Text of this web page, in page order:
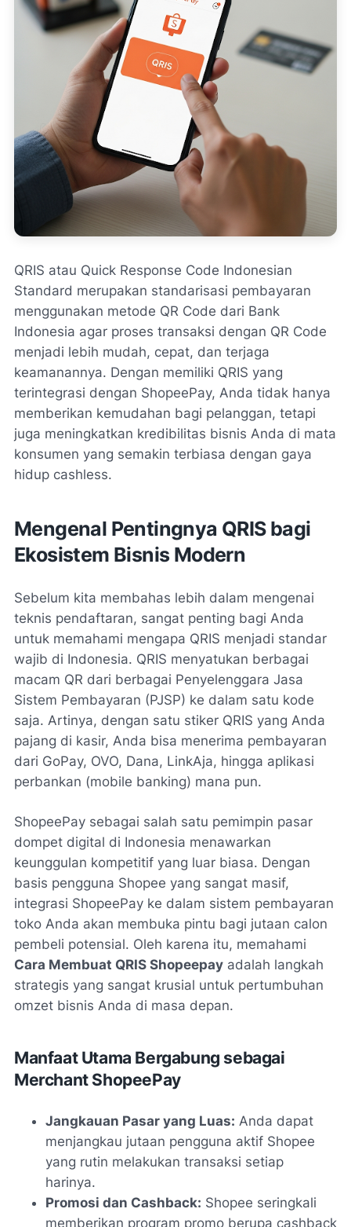
QRIS atau Quick Response Code Indonesian
Standard merupakan standarisasi pembayaran
menggunakan metode QR Code dari Bank
Indonesia agar proses transaksi dengan QR Code
menjadi lebih mudah, cepat, dan terjaga
keamanannya. Dengan memiliki QRIS yang
terintegrasi dengan ShopeePay, Anda tidak hanya
memberikan kemudahan bagi pelanggan, tetapi
juga meningkatkan kredibilitas bisnis Anda di mata
konsumen yang semakin terbiasa dengan gaya
hidup cashless.
Mengenal Pentingnya QRIS bagi
Ekosistem Bisnis Modern
Sebelum kita membahas lebih dalam mengenai
teknis pendaftaran, sangat penting bagi Anda
untuk memahami mengapa QRIS menjadi standar
wajib di Indonesia. QRIS menyatukan berbagai
macam QR dari berbagai Penyelenggara Jasa
Sistem Pembayaran (PJSP) ke dalam satu kode
saja. Artinya, dengan satu stiker QRIS yang Anda
pajang di kasir, Anda bisa menerima pembayaran
dari GoPay, OVO, Dana, LinkAja, hingga aplikasi
perbankan (mobile banking) mana pun.
ShopeePay sebagai salah satu pemimpin pasar
dompet digital di Indonesia menawarkan
keunggulan kompetitif yang luar biasa. Dengan
basis pengguna Shopee yang sangat masif,
integrasi ShopeePay ke dalam sistem pembayaran
toko Anda akan membuka pintu bagi jutaan calon
pembeli potensial. Oleh karena itu, memahami
Cara Membuat QRIS Shopeepay adalah langkah
strategis yang sangat krusial untuk pertumbuhan
omzet bisnis Anda di masa depan.
Manfaat Utama Bergabung sebagai
Merchant ShopeePay
Jangkauan Pasar yang Luas: Anda dapat
menjangkau jutaan pengguna aktif Shopee
yang rutin melakukan transaksi setiap
harinya.
Promosi dan Cashback: Shopee seringkali
memberikan program promo berupa cashback